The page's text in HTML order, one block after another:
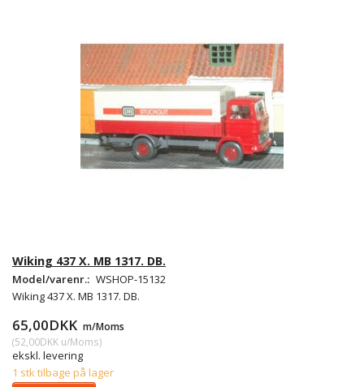
Wiking 437 X. MB 1317. DB.
Model/varenr.: WSHOP-15132
Wiking 437 X. MB 1317. DB.
65,00DKK m/Moms
(52,00DKK u/Moms)
ekskl. levering
1 stk tilbage på lager